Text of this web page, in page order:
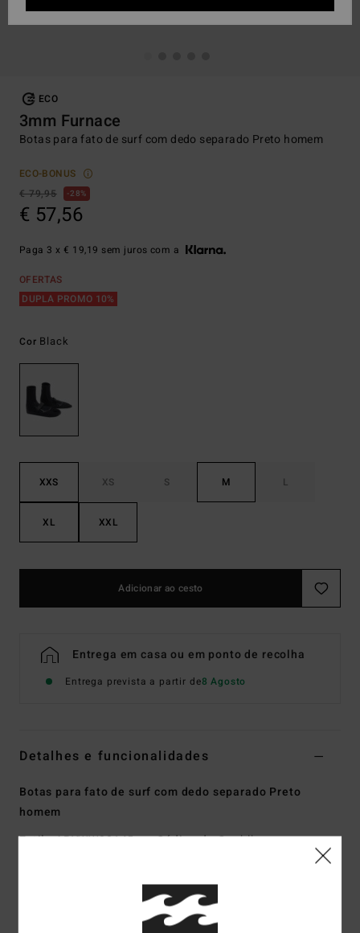
ECO
3mm Furnace
Botas para fato de surf com dedo separado Preto homem
ECO-BONUS
€ 79,95
28%
€ 57,56
Paga 3 x € 19,19 sem juros com a
OFERTAS
DUPLA PROMO 10%
Cor Black
XXS XS S M L
XL XXL
Adicionar ao cesto
Entrega em casa ou em ponto de recolha
Entrega prevista a partir de8 Agosto
Detalhes e funcionalidades
Botas para fato de surf com dedo separado Preto
homem
EstiloABYWW00145 Código de Corblk
Coleção de acessórios de fato de surf